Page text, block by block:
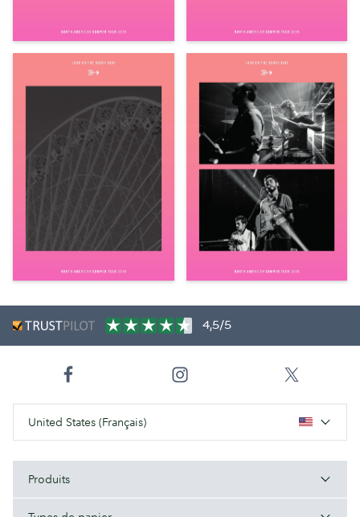
4,5/5
United States (Français)
Produits